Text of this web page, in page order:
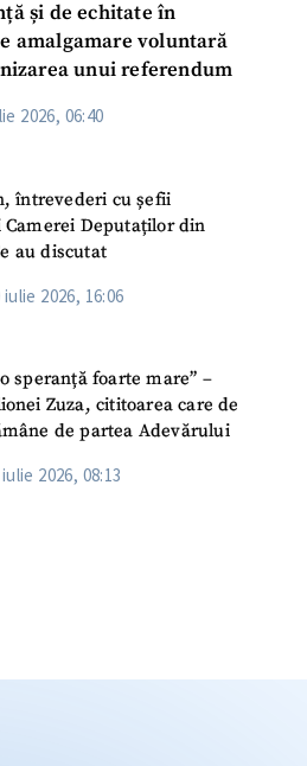
și de echitate în
amalgamare voluntară
unui referendum
2026, 06:40
întrevederi cu șefii
Camerei Deputaților din
au discutat
iulie 2026, 16:06
speranță foarte mare” –
Zuza, cititoarea care de
de partea Adevărului
2026, 08:13